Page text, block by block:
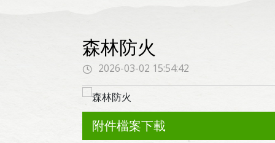
森林防火
2026-03-02 15:54:42
附件檔案下載